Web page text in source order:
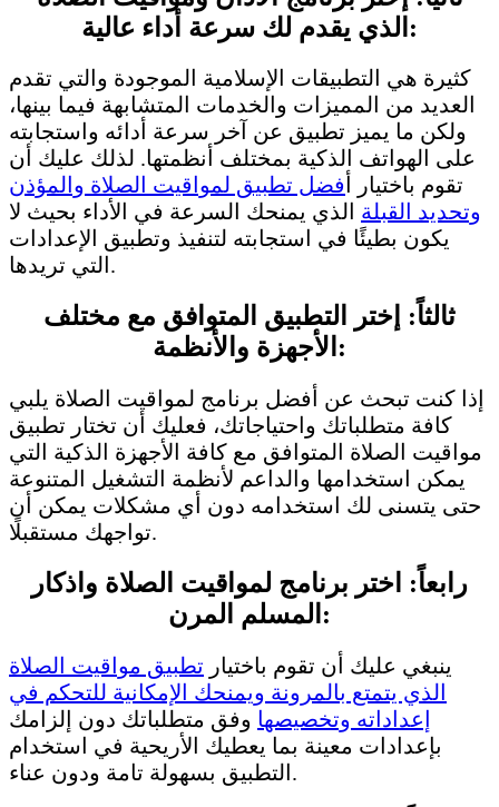
الذي يقدم لك سرعة أداء عالية:
كثيرة هي التطبيقات الإسلامية الموجودة والتي تقدم
العديد من المميزات والخدمات المتشابهة فيما بينها،
ولكن ما يميز تطبيق عن آخر سرعة أدائه واستجابته
على الهواتف الذكية بمختلف أنظمتها. لذلك عليك أن
تقوم باختيار أ فضل تطبيق لمواقيت الصلاة والمؤذن
وتحديد القبلة الذي يمنحك السرعة في الأداء بحيث لا
يكون بطيئًا في استجابته لتنفيذ وتطبيق الإعدادات
التي تريدها.
ثالثاً: إختر التطبيق المتوافق مع مختلف
الأجهزة والأنظمة:
إذا كنت تبحث عن أفضل برنامج لمواقيت الصلاة يلبي
كافة متطلباتك واحتياجاتك، فعليك أن تختار تطبيق
مواقيت الصلاة المتوافق مع كافة الأجهزة الذكية التي
يمكن استخدامها والداعم لأنظمة التشغيل المتنوعة
حتى يتسنى لك استخدامه دون أي مشكلات يمكن أن
تواجهك مستقبلًا.
رابعاً: اختر برنامج لمواقيت الصلاة واذكار
المسلم المرن:
ينبغي عليك أن تقوم باختيار تطبيق مواقيت الصلاة
الذي يتمتع بالمرونة ويمنحك الإمكانية للتحكم في
إعداداته وتخصيصها وفق متطلباتك دون إلزامك
بإعدادات معينة بما يعطيك الأريحية في استخدام
التطبيق بسهولة تامة ودون عناء.